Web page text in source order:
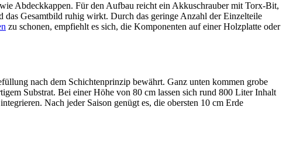
Abdeckkappen. Für den Aufbau reicht ein Akkuschrauber mit Torx-Bit,
das Gesamtbild ruhig wirkt. Durch das geringe Anzahl der Einzelteile
zu schonen, empfiehlt es sich, die Komponenten auf einer Holzplatte oder
nach dem Schichtenprinzip bewährt. Ganz unten kommen grobe
Substrat. Bei einer Höhe von 80 cm lassen sich rund 800 Liter Inhalt
Nach jeder Saison genügt es, die obersten 10 cm Erde